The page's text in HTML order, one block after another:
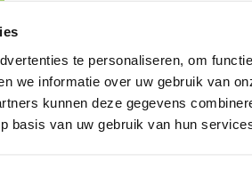
te personaliseren, om
we informatie over uw gebruik van
kunnen deze gegevens
basis van uw gebruik van hun